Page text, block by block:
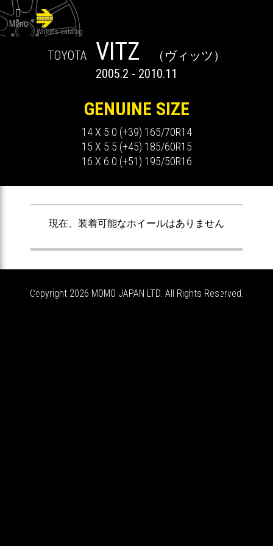
Wheels catalog

Menu
TOYOTA VITZ （ヴィッツ）
2005.2 - 2010.11
GENUINE SIZE
14 X 5.0 (+39) 165/70R14
15 X 5.5 (+45) 185/60R15
16 X 6.0 (+51) 195/50R16
現在、装着可能なホイールはありません
 
Copyright 2026 MOMO JAPAN LTD. All Rights Reserved.